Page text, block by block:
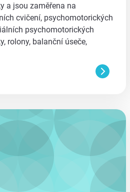
a jsou zaměřena na
cvičení, psychomotorických
psychomotorických
rolony, balanční úseče,